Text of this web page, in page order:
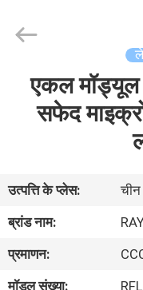
वीडियो
बारे
Technologies
Co.,Ltd..
एकल मॉड्यूल
सफेद
उत्पत्ति के प्लेस:
चीन
ब्रांड नाम:
प्रमाणन:
मॉडल संख्या: